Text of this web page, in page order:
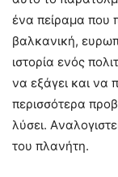
ένα πείραμα που
βαλκανική,
ιστορία ενός
να εξάγει και να
περισσότερα
λύσει.
του πλανήτη.